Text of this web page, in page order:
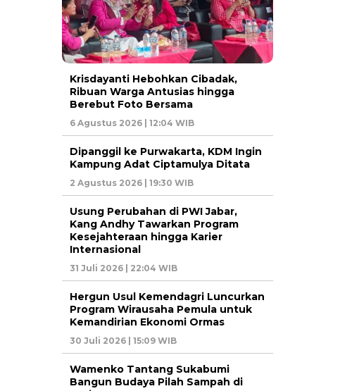
Krisdayanti Hebohkan Cibadak,
Ribuan Warga Antusias hingga
Berebut Foto Bersama
6 Agustus 2026 | 12:04 WIB
Dipanggil ke Purwakarta, KDM Ingin
Kampung Adat Ciptamulya Ditata
2 Agustus 2026 | 19:30 WIB
Usung Perubahan di PWI Jabar,
Kang Andhy Tawarkan Program
Kesejahteraan hingga Karier
Internasional
31 Juli 2026 | 22:04 WIB
Hergun Usul Kemendagri Luncurkan
Program Wirausaha Pemula untuk
Kemandirian Ekonomi Ormas
30 Juli 2026 | 15:09 WIB
Wamenko Tantang Sukabumi
Bangun Budaya Pilah Sampah di